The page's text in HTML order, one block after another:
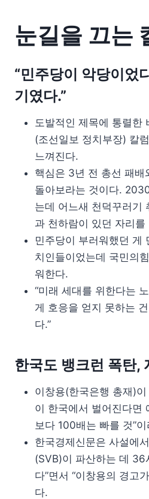
눈길을 끄는
“민주당이 악당이었
기였다.”
도발적인 제목에 통렬한
(조선일보 정치부장) 칼
느껴진다.
핵심은 3년 전 총선 패배
돌아보라는 것이다.
는데 어느새 천덕꾸러기
과 천하람이 있던 자리
민주당이 부러워했던 게
치인들이었는데 국민의
워한다.
“미래 세대를 위한다는
게 호응을 얻지 못하는
다.”
한국도 뱅크런 폭탄,
이창용(한국은행 총재)
이 한국에서 벌어진다면
보다 100배는 빠를 것”
한국경제신문은 사설에
(SVB)이 파산하는 데 36
다”면서 “이창용의 경고
다.